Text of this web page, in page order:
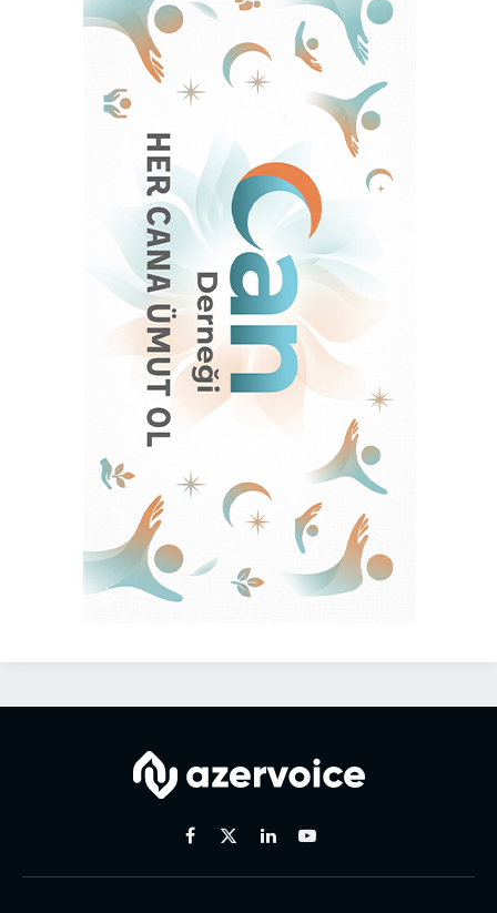
Facebook
X
LinkedinYoutube